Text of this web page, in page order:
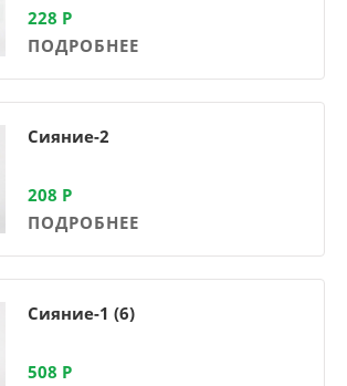
228 Р
ПОДРОБНЕЕ
Сияние-2
208 Р
ПОДРОБНЕЕ
Сияние-1 (6)
508 Р